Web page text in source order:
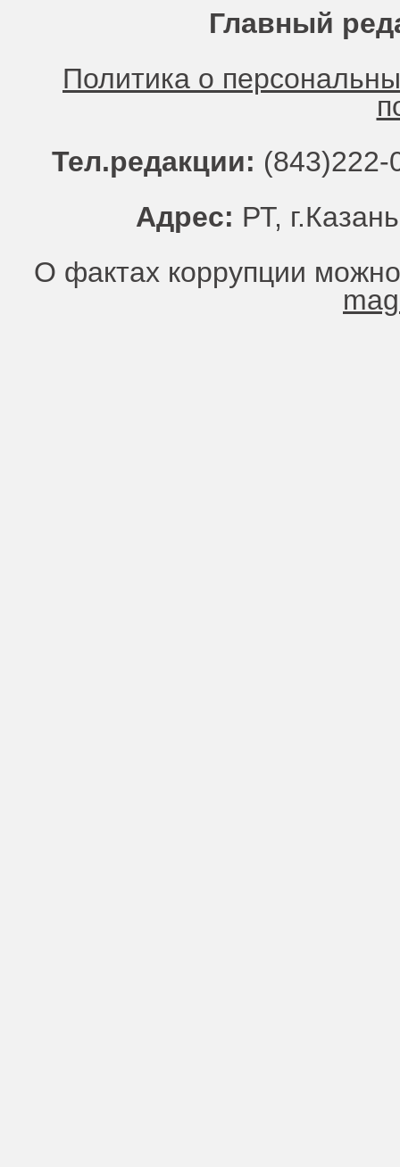
Главный
Политика о
Тел.редакции:
Адрес: РТ,
О фактах коррупции